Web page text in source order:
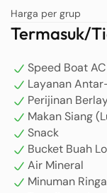
Harga per grup
Termasuk/
Speed Boat AC
Layanan
Perijinan
Makan Siang
Snack
Bucket Buah
Air Mineral
Minuman